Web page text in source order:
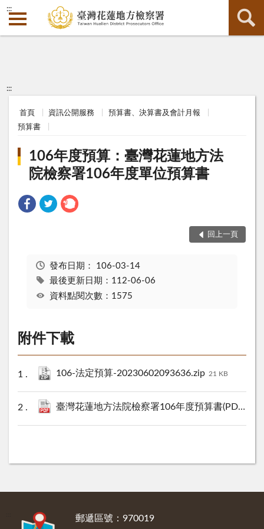
:::
:::
首頁 資訊公開服務
預算書、決算書及會計月報
預算書
106年度預算：臺灣花蓮地方法
院檢察署106年度單位預算書
回上一頁
發布日期： 106-03-14
最後更新日期：112-06-06
資料點閱次數：1575
附件下載
106-法定預算-20230602093636.zip 21 KB
臺灣花蓮地方法院檢察署106年度預算書(PDF檔).pdf
郵遞區號：970019